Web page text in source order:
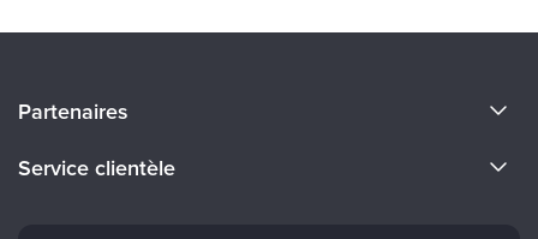
À propos de nous
Carrières
Partenaires
Certifications Evergreen
Service clientèle